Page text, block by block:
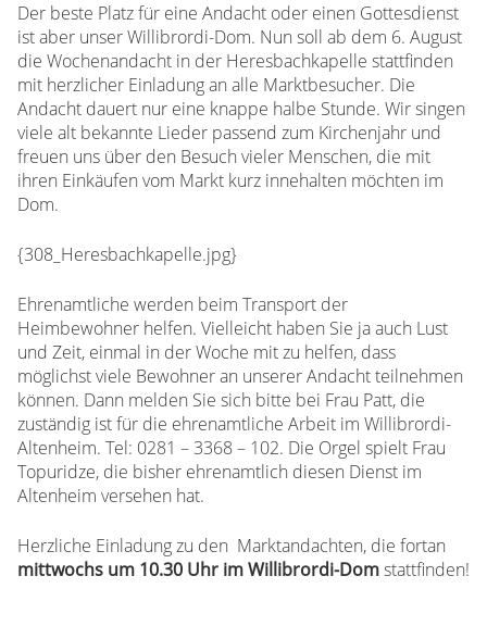
Der beste Platz für eine Andacht oder einen Gottesdienst
ist aber unser Willibrordi-Dom. Nun soll ab dem 6. August
die Wochenandacht in der Heresbachkapelle stattfinden
mit herzlicher Einladung an alle Marktbesucher. Die
Andacht dauert nur eine knappe halbe Stunde. Wir singen
viele alt bekannte Lieder passend zum Kirchenjahr und
freuen uns über den Besuch vieler Menschen, die mit
ihren Einkäufen vom Markt kurz innehalten möchten im
Dom.
{308_Heresbachkapelle.jpg}
Ehrenamtliche werden beim Transport der
Heimbewohner helfen. Vielleicht haben Sie ja auch Lust
und Zeit, einmal in der Woche mit zu helfen, dass
möglichst viele Bewohner an unserer Andacht teilnehmen
können. Dann melden Sie sich bitte bei Frau Patt, die
zuständig ist für die ehrenamtliche Arbeit im Willibrordi-
Altenheim. Tel: 0281 – 3368 – 102. Die Orgel spielt Frau
Topuridze, die bisher ehrenamtlich diesen Dienst im
Altenheim versehen hat.
Herzliche Einladung zu den Marktandachten, die fortan
mittwochs um 10.30 Uhr im Willibrordi-Domstattfinden!